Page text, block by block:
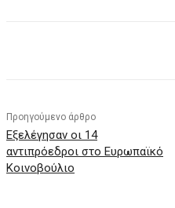
Προηγούμενο άρθρο
Εξελέγησαν οι 14
αντιπρόεδροι στο Ευρωπαϊκό
Κοινοβούλιο